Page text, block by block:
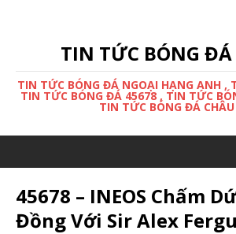
TIN TỨC BÓNG
TIN TỨC BÓNG ĐÁ NGOẠI HẠNG ANH ,
TIN TỨC BÓNG ĐÁ 45678 , TIN TỨC
TIN TỨC BÓNG ĐÁ
45678 – INEOS Chấm
Đồng Với Sir Alex